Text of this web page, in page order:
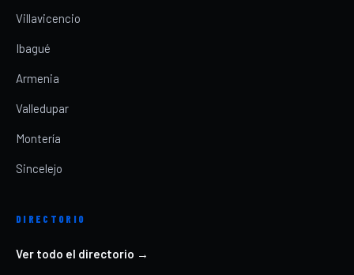
Villavicencio
Ibagué
Armenia
Valledupar
Montería
Sincelejo
DIRECTORIO
Ver todo el directorio →